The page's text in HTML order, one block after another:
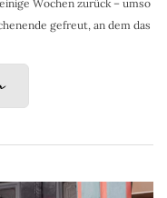
Wochen zurück – umso
gefreut, an dem das